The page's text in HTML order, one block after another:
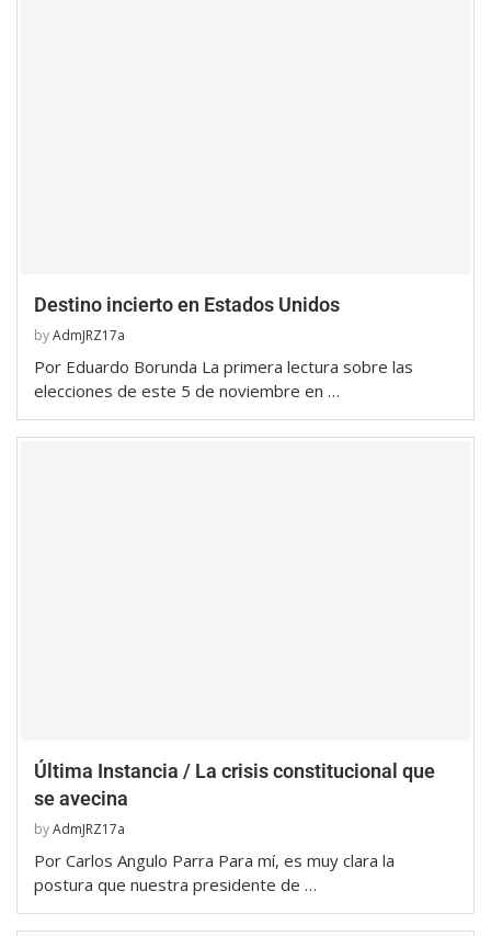
Destino incierto en Estados Unidos
byAdmJRZ17a
Por Eduardo Borunda La primera lectura sobre las
elecciones de este 5 de noviembre en …
Última Instancia / La crisis constitucional que
se avecina
byAdmJRZ17a
Por Carlos Angulo Parra Para mí, es muy clara la
postura que nuestra presidente de …